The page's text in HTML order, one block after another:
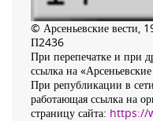
© Арсеньевские вести,
П2436
При перепечатке и при
ссылка на
При републикации в
работающая ссылка на
страницу сайта: https://